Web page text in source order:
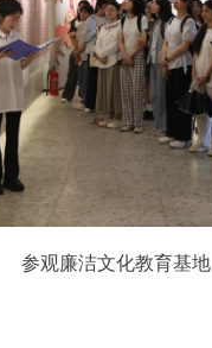
参观廉洁文化教育基地